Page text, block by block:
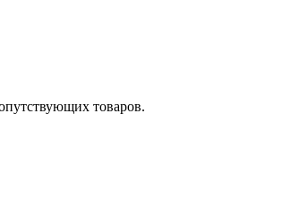
товаров.